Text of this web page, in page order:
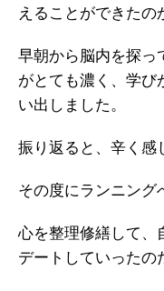
えることができたの
早朝から脳内を探っ
がとても濃く、学び
い出しました。
振り返ると、辛く感
その度にランニング
心を整理修繕して、
デートしていったの